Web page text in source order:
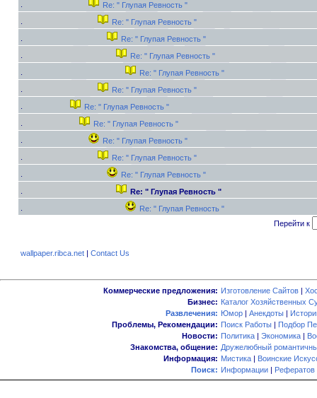
Re: " Глупая Ревность "
Re: " Глупая Ревность "
Re: " Глупая Ревность "
Re: " Глупая Ревность "
Re: " Глупая Ревность "
Re: " Глупая Ревность "
Re: " Глупая Ревность "
Re: " Глупая Ревность "
Re: " Глупая Ревность "
Re: " Глупая Ревность "
Re: " Глупая Ревность "
Re: " Глупая Ревность "
Re: " Глупая Ревность "
Перейти к
wallpaper.ribca.net| Contact Us
Коммерческие предложения: Изготовление Сайтов |
Бизнес: Каталог Хозяйственных
Развлечения: Юмор | Анекдоты |
Проблемы, Рекомендации: Поиск Работы | Подбор
Новости: Политика | Экономика |
Знакомства, общение: Дружелюбный
Информация: Мистика | Воинские
Поиск: Информации | Рефератов